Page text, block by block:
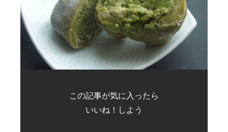
この記事が気に入ったら
いいね！しよう